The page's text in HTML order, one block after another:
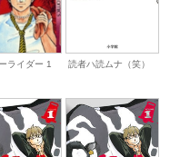
ライダー 1
読者ハ読ムナ（笑）